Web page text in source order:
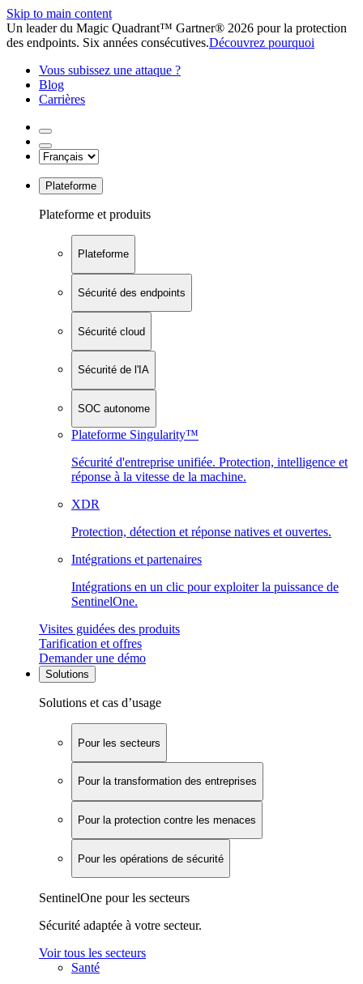
Skip to main content
Un leader du Magic Quadrant™ Gartner® 2026 pour la protection
des endpoints. Six années consécutives.Découvrez pourquoi
Vous subissez une attaque ?
Blog
Carrières
Plateforme
Plateforme et produits
Plateforme
Sécurité des endpoints
Sécurité cloud
Sécurité de l'IA
SOC autonome
Plateforme Singularity™
Sécurité d'entreprise unifiée. Protection, intelligence et
réponse à la vitesse de la machine.
XDR
Protection, détection et réponse natives et ouvertes.
Intégrations et partenaires
Intégrations en un clic pour exploiter la puissance de
SentinelOne.
Visites guidées des produits
Tarification et offres
Demander une démo
Solutions
Solutions et cas d’usage
Pour les secteurs
Pour la transformation des entreprises
Pour la protection contre les menaces
Pour les opérations de sécurité
SentinelOne pour les secteurs
Sécurité adaptée à votre secteur.
Voir tous les secteurs
Santé